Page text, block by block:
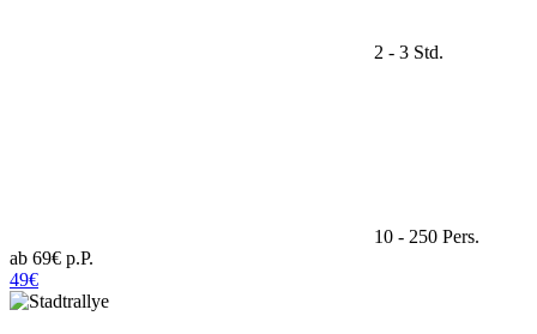
2 - 3 Std.
10 - 250 Pers.
ab 69€ p.P.
49€